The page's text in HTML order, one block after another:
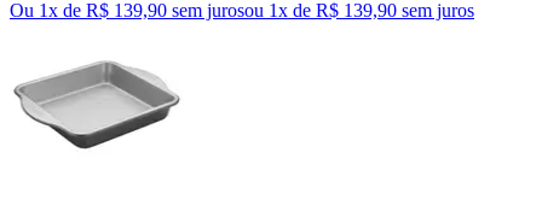
Ou 1x de R$ 139,90 sem jurosou 1x de R$ 139,90 sem juros